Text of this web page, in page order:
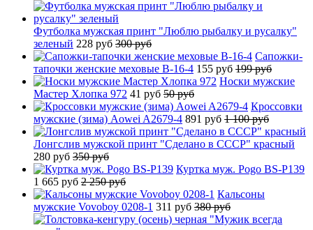
Футболка мужская принт "Люблю рыбалку и русалку"
зеленый 228 руб 300 руб
Сапожки-
тапочки женские меховые B-16-4 155 руб 199 руб
Носки мужские
Мастер Хлопка 972 41 руб 50 руб
Кроссовки
мужские (зима) Aowei A2679-4 891 руб 1 100 руб
Лонгслив мужской принт "Сделано в СССР" красный
280 руб 350 руб
Куртка муж. Pogo BS-P139
1 665 руб 2 250 руб
Кальсоны
мужские Vovoboy 0208-1 311 руб 380 руб